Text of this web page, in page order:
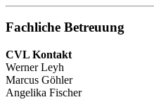
Fachliche Betreuung
CVL Kontakt
Werner Leyh
Marcus Göhler
Angelika Fischer